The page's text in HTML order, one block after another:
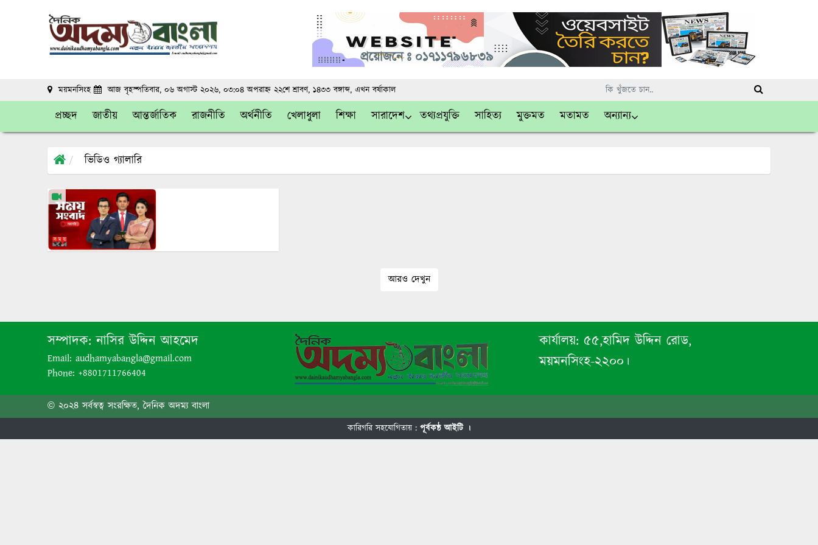
ময়মনসিংহ আজ বৃহস্পতিবার, ০৬ অগাস্ট ২০২৬, ০৩:০৪ অপরাহ্ন ২২শে শ্রাবণ, ১৪৩৩ বঙ্গাব্দ, এখনবর্ষাকাল
প্রচ্ছদ জাতীয় আন্তর্জাতিক রাজনীতি অর্থনীতি খেলাধুলা শিক্ষা সারাদেশ তথ্যপ্রযুক্তি সাহিত্য মুক্তমত মতামত অন্যান্য
ভিডিও গ্যালারি
আরও দেখুন
সম্পাদক:নাসির উদ্দিন আহমেদ
Email: audhamyabangla@gmail.com
Phone: +8801711766404
কার্যালয়: ৫৫,হামিদ উদ্দিন রোড,
ময়মনসিংহ-২২০০।
© ২০২৪ সর্বস্বত্ব সংরক্ষিত, দৈনিক অদম্য বাংলা
কারিগরি সহযোগিতায় : পূর্বকন্ঠ আইটি ।